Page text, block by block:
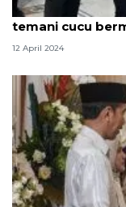
Presiden
temani cucu
12 April 2024